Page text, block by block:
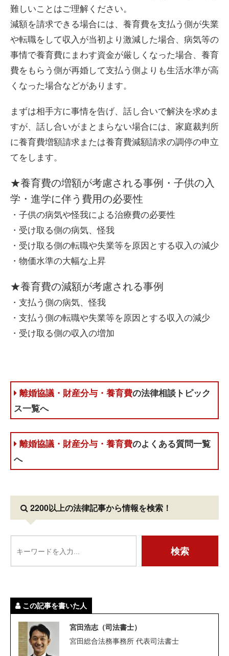
難しいことはご理解ください。
減額を請求できる場合には、養育費を支払う側が失業
や転職をして収入が当初より激減した場合、病気等の
事情で養育費にまわす資金が厳しくなった場合、養育
費をもらう側が再婚して支払う側よりも生活水準が高
くなった場合などがあります。
まずは相手方に事情を告げ、話し合いで解決を求めま
すが、話し合いがまとまらない場合には、家庭裁判所
に養育費増額請求または養育費減額請求の調停の申立
てをします。
★養育費の増額が考慮される事例・子供の入
学・進学に伴う費用の必要性
・子供の病気や怪我による治療費の必要性
・受け取る側の病気、怪我
・受け取る側の転職や失業等を原因とする収入の減少
・物価水準の大幅な上昇
★養育費の減額が考慮される事例
・支払う側の病気、怪我
・支払う側の転職や失業等を原因とする収入の減少
・受け取る側の収入の増加
離婚協議・財産分与・養育費の法律相談トピック
ス一覧へ
離婚協議・財産分与・養育費のよくある質問一覧
へ
2200以上の法律記事から情報を検索！
この記事を書いた人
宮田浩志（司法書士）
宮田総合法務事務所 代表司法書士